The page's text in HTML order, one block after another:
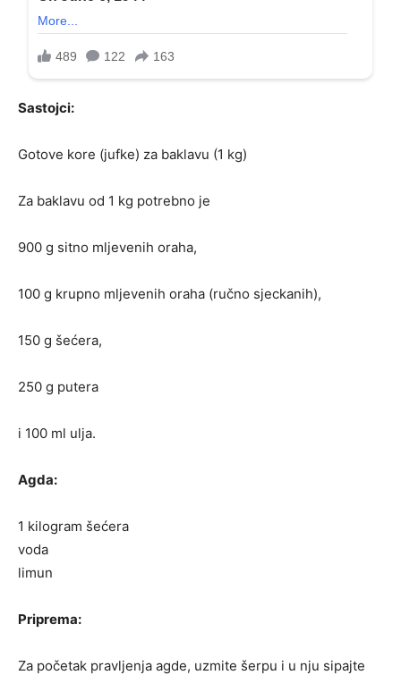
Sastojci:
Gotove kore (jufke) za baklavu (1 kg)
Za baklavu od 1 kg potrebno je
900 g sitno mljevenih oraha,
100 g krupno mljevenih oraha (ručno sjeckanih),
150 g šećera,
250 g putera
i 100 ml ulja.
Agda:
1 kilogram šećera
voda
limun
Priprema:
Za početak pravljenja agde, uzmite šerpu i u nju sipajte